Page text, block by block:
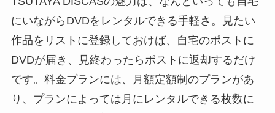
にいながらDVDをレンタルできる手軽さ。見たい
作品をリストに登録しておけば、自宅のポストに
DVDが届き、見終わったらポストに返却するだけ
です。料金プランには、月額定額制のプランがあ
り、プランによっては月にレンタルできる枚数に